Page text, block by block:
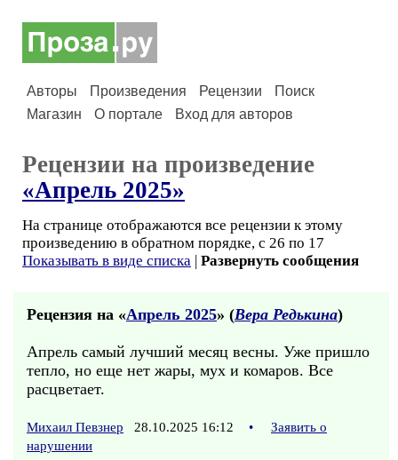
Авторы Произведения Рецензии
Поиск
Магазин
О портале Вход для авторов
Рецензии на произведение
«Апрель 2025»
На странице отображаются все рецензии к этому
произведению в обратном порядке, с 26 по 17
Показывать в виде списка | Развернуть сообщения
Рецензия на «Апрель 2025» (Вера Редькина)
Апрель самый лучший месяц весны. Уже пришло
тепло, но еще нет жары, мух и комаров. Все
расцветает.
Михаил Певзнер 28.10.2025 16:12 •
Заявить о
нарушении